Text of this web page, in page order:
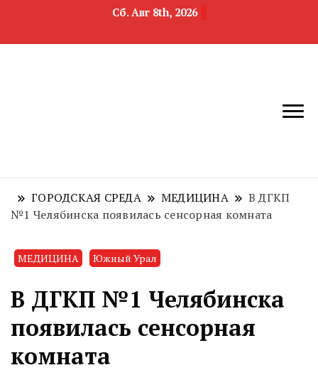
Сб. Авг 8th, 2026
область
недвижимости
ГОРОДСКАЯ СРЕДА МЕДИЦИНА
В ДГКП
№1 Челябинска появилась сенсорная комната
МЕДИЦИНА Южный Урал
В ДГКП №1 Челябинска
появилась сенсорная
комната